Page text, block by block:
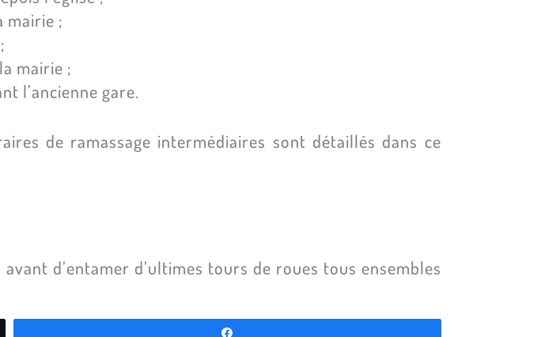
mairie ;
mairie ;
l’ancienne gare.
de ramassage intermédiaires sont détaillés dans ce
avant d’entamer d’ultimes tours de roues tous ensembles